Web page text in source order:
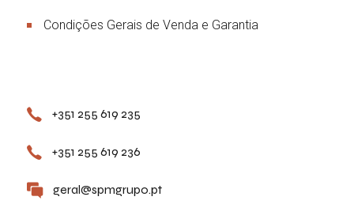
Condições Gerais de Venda e Garantia
+351 255 619 235
+351 255 619 236
geral@spmgrupo.pt